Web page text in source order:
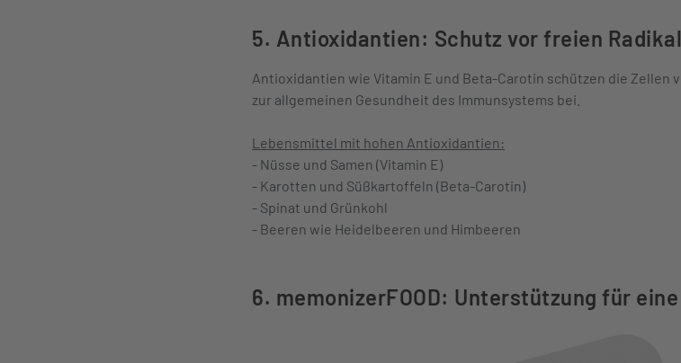
5. Antioxidantien: Schutz vor freien
Antioxidantien wie Vitamin E und Beta-Carotin schützen die Zellen
zur allgemeinen Gesundheit des Immunsystems bei.
Lebensmittel mit hohen Antioxidantien:
- Nüsse und Samen (Vitamin E)
- Karotten und Süßkartoffeln (Beta-Carotin)
- Spinat und Grünkohl
- Beeren wie Heidelbeeren und Himbeeren
6. memonizerFOOD: Unterstützung für